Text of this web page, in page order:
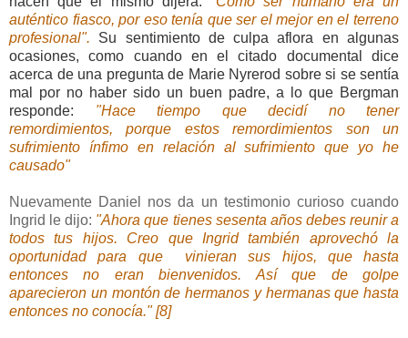
auténtico fiasco, por eso tenía que ser el mejor en el terreno
profesional". Su sentimiento de culpa aflora en algunas
ocasiones, como cuando en el citado documental dice
acerca de una pregunta de Marie Nyrerod sobre si se sentía
mal por no haber sido un buen padre, a lo que Bergman
responde: "Hace tiempo que decidí no tener
remordimientos, porque estos remordimientos son un
sufrimiento ínfimo en relación al sufrimiento que yo he
causado"
Nuevamente Daniel nos da un testimonio curioso cuando
Ingrid le dijo: "Ahora que tienes sesenta años debes reunir a
todos tus hijos. Creo que Ingrid también aprovechó la
oportunidad para que vinieran sus hijos, que hasta
entonces no eran bienvenidos. Así que de golpe
aparecieron un montón de hermanos y hermanas que hasta
entonces no conocía." [8]